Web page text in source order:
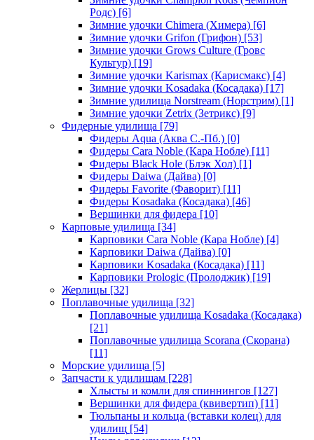
Родс) [6]
Зимние удочки Chimera (Химера) [6]
Зимние удочки Grifon (Грифон) [53]
Зимние удочки Grows Culture (Гровс
Культур) [19]
Зимние удочки Karismax (Карисмакс) [4]
Зимние удочки Kosadaka (Косадака) [17]
Зимние удилища Norstream (Норстрим) [1]
Зимние удочки Zetrix (Зетрикс) [9]
Фидерные удилища [79]
Фидеры Aqua (Аква С.-Пб.) [0]
Фидеры Cara Noble (Кара Нобле) [11]
Фидеры Black Hole (Блэк Хол) [1]
Фидеры Daiwa (Дайва) [0]
Фидеры Favorite (Фаворит) [11]
Фидеры Kosadaka (Косадака) [46]
Вершинки для фидера [10]
Карповые удилища [34]
Карповики Cara Noble (Кара Нобле) [4]
Карповики Daiwa (Дайва) [0]
Карповики Kosadaka (Косадака) [11]
Карповики Prologic (Пролоджик) [19]
Жерлицы [32]
Поплавочные удилища [32]
Поплавочные удилища Kosadaka (Косадака)
[21]
Поплавочные удилища Scorana (Скорана)
[11]
Морские удилища [5]
Запчасти к удилищам [228]
Хлысты и комли для спиннингов [127]
Вершинки для фидера (квивертип) [11]
Тюльпаны и кольца (вставки колец) для
удилищ [54]